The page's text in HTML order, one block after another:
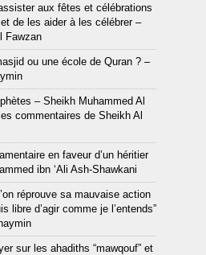
aux fêtes et célébrations
de les aider à les célébrer –
Fawzan
ou une école de Quran ? –
– Sheikh Muhammed Al
commentaires de Sheikh Al
en faveur d’un héritier
ibn ‘Ali Ash-Shawkani
réprouve sa mauvaise action
libre d’agir comme je l’entends”
sur les ahadiths “mawqouf” et